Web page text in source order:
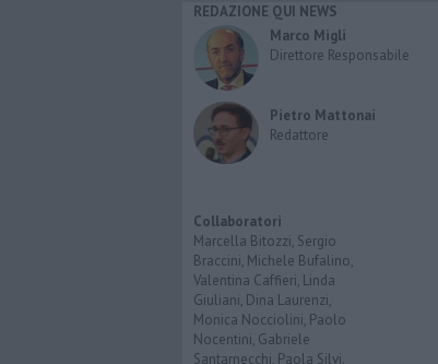
REDAZIONE QUI NEWS
Marco Migli
Direttore Responsabile
Pietro Mattonai
Redattore
Collaboratori
Marcella Bitozzi, Sergio
Braccini, Michele Bufalino,
Valentina Caffieri, Linda
Giuliani, Dina Laurenzi,
Monica Nocciolini, Paolo
Nocentini, Gabriele
Santarnecchi, Paola Silvi.